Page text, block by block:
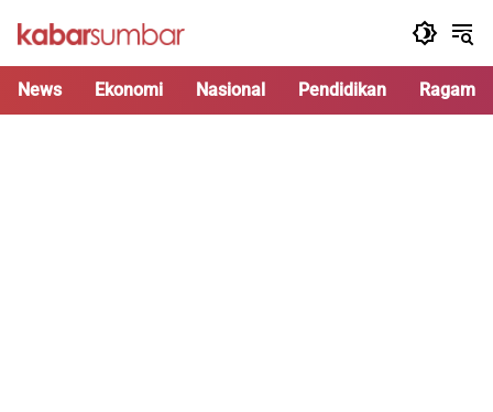
News Ekonomi Nasional Pendidikan Ragam